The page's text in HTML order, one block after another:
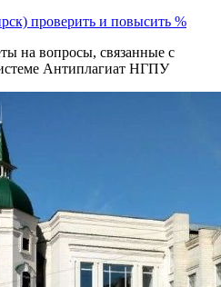
проверить и повысить %
на вопросы, связанные с
Антиплагиат НГПУ